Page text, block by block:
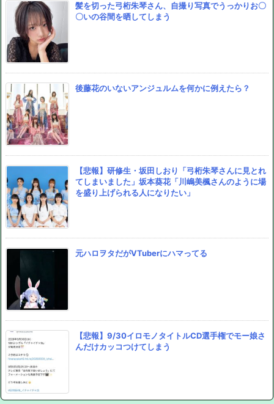
髪を切った弓桁朱琴さん、自撮り写真でうっかりお〇
〇いの谷間を晒してしまう
後藤花のいないアンジュルムを何かに例えたら？
【悲報】研修生・坂田しおり「弓桁朱琴さんに見とれ
てしまいました」坂本葵花「川嶋美楓さんのように場
を盛り上げられる人になりたい」
元ハロヲタだがVTuberにハマってる
【悲報】9/30イロモノタイトルCD選手権でモー娘さ
んだけカッコつけてしまう